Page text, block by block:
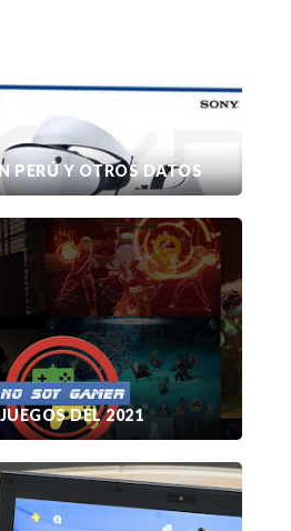
PERÚ Y OTROS DATOS
DEL 2021